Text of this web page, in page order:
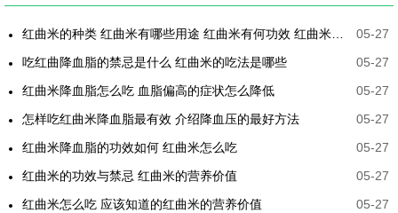
05-27
吃红曲降血脂的禁忌是什么 红曲米的吃法是哪些
05-27
红曲米降血脂怎么吃 血脂偏高的症状怎么降低
05-27
怎样吃红曲米降血脂最有效 介绍降血压的最好方法
05-27
红曲米降血脂的功效如何 红曲米怎么吃
05-27
红曲米的功效与禁忌 红曲米的营养价值
05-27
红曲米怎么吃 应该知道的红曲米的营养价值
05-27